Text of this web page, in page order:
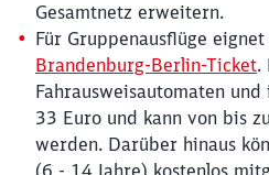
Gesamtnetz erweitern.
Für Gruppenausflüge
Brandenburg-Berlin-Ticket.
Fahrausweisautomaten
33 Euro und kann von bis
werden. Darüber hinaus
(6 - 14 Jahre) kostenlos